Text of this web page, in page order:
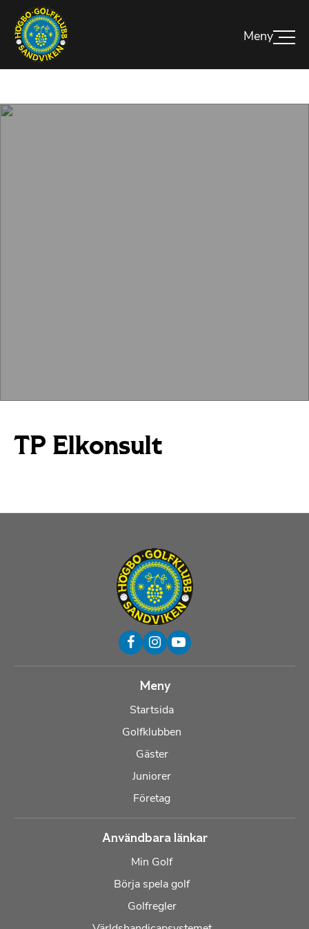
TP Elkonsult
Meny
Startsida
Golfklubben
Gäster
Juniorer
Företag
Användbara länkar
Min Golf
Börja spela golf
Golfregler